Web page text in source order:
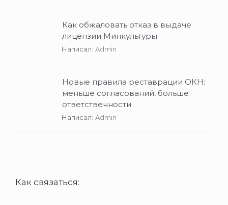
Как обжаловать отказ в выдаче
лицензии Минкультуры
Написал: Admin
Новые правила реставрации ОКН:
меньше согласований, больше
ответственности
Написал: Admin
Как связаться: